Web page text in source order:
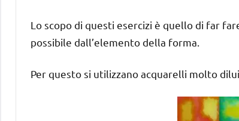
Lo scopo di questi esercizi è quello di far
possibile dall’elemento della forma.
Per questo si utilizzano acquarelli molto